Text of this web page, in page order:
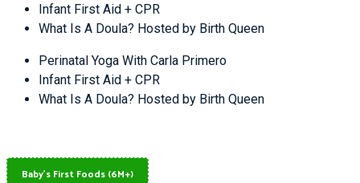
Infant First Aid + CPR
What Is A Doula? Hosted by Birth Queen
Perinatal Yoga With Carla Primero
Infant First Aid + CPR
What Is A Doula? Hosted by Birth Queen
Baby's First Foods (6M+)